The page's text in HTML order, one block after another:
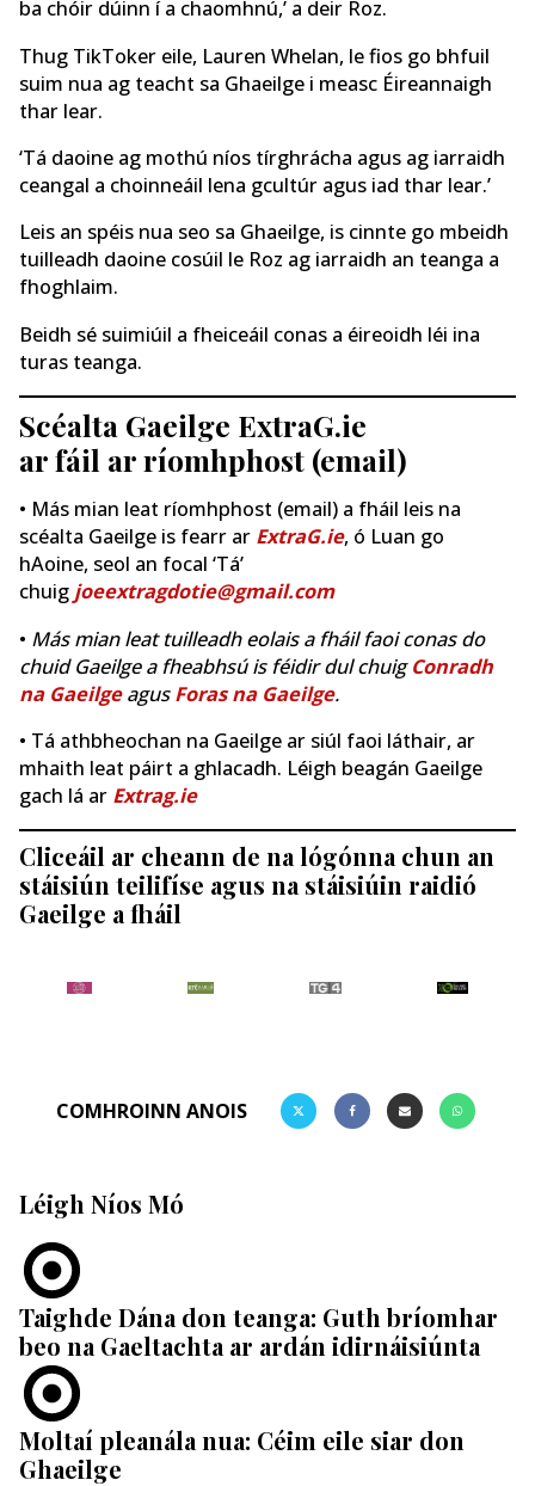
ba chóir dúinn í a chaomhnú,’ a deir Roz.
Thug TikToker eile, Lauren Whelan, le fios go bhfuil
suim nua ag teacht sa Ghaeilge i measc Éireannaigh
thar lear.
‘Tá daoine ag mothú níos tírghrácha agus ag iarraidh
ceangal a choinneáil lena gcultúr agus iad thar lear.’
Leis an spéis nua seo sa Ghaeilge, is cinnte go mbeidh
tuilleadh daoine cosúil le Roz ag iarraidh an teanga a
fhoghlaim.
Beidh sé suimiúil a fheiceáil conas a éireoidh léi ina
turas teanga.
Scéalta Gaeilge ExtraG.ie
ar fáil ar ríomhphost (email)
• Más mian leat ríomhphost (email) a fháil leis na
scéalta Gaeilge is fearr ar ExtraG.ie, ó Luan go
hAoine, seol an focal ‘Tá’
chuig joeextragdotie@gmail.com
• Más mian leat tuilleadh eolais a fháil faoi conas do
chuid Gaeilge a fheabhsú is féidir dul chuigConradh
na GaeilgeagusForas na Gaeilge.
• Tá athbheochan na Gaeilge ar siúl faoi láthair, ar
mhaith leat páirt a ghlacadh. Léigh beagán Gaeilge
gach lá ar Extrag.ie
Cliceáil ar cheann de na lógónna chun an
stáisiún teilifíse agus na stáisiúin raidió
Gaeilge a fháil
COMHROINN ANOIS
Léigh Níos Mó
Taighde Dána don teanga: Guth bríomhar
beo na Gaeltachta ar ardán idirnáisiúnta
Moltaí pleanála nua: Céim eile siar don
Ghaeilge